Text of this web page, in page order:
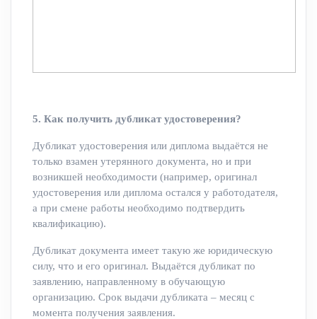
5. Как получить дубликат удостоверения?
Дубликат удостоверения или диплома выдаётся не
только взамен утерянного документа, но и при
возникшей необходимости (например, оригинал
удостоверения или диплома остался у работодателя,
а при смене работы необходимо подтвердить
квалификацию).
Дубликат документа имеет такую же юридическую
силу, что и его оригинал. Выдаётся дубликат по
заявлению, направленному в обучающую
организацию. Срок выдачи дубликата – месяц с
момента получения заявления.